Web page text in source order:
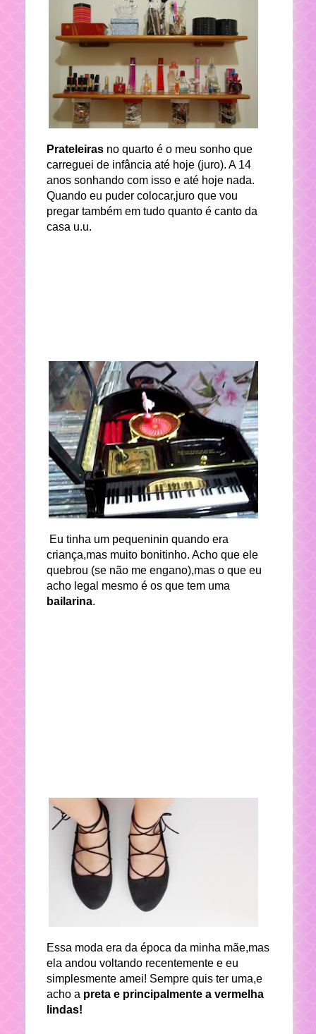
Prateleiras no quarto é o meu sonho que
carreguei de infância até hoje (juro). A 14
anos sonhando com isso e até hoje nada.
Quando eu puder colocar,juro que vou
pregar também em tudo quanto é canto da
casa u.u.
Eu tinha um pequeninin quando era
criança,mas muito bonitinho. Acho que ele
quebrou (se não me engano),mas o que eu
acho legal mesmo é os que tem uma
bailarina.
Essa moda era da época da minha mãe,mas
ela andou voltando recentemente e eu
simplesmente amei! Sempre quis ter uma,e
acho a preta e principalmente a vermelha
lindas!